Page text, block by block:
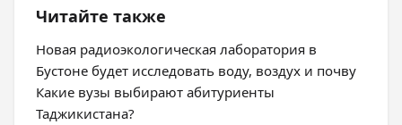
Читайте также
Новая радиоэкологическая лаборатория в
Бустоне будет исследовать воду, воздух и почву
Какие вузы выбирают абитуриенты
Таджикистана?